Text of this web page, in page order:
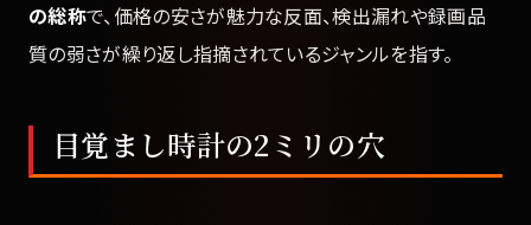
の総称で、価格の安さが魅力な反面、検出漏れや録画品
質の弱さが繰り返し指摘されているジャンルを指す。
目覚まし時計の2ミリの穴